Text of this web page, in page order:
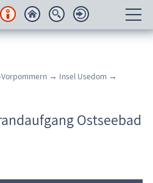
→ Insel Usedom →
Ostseebad